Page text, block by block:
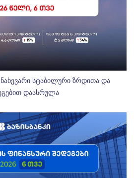
სტაბილური ზრდითა და
დაასრულა